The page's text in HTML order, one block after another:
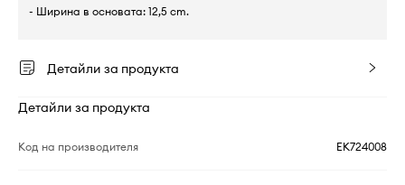
- Ширина в основата: 12,5 cm.
Детайли за продукта
Детайли за продукта
Код на производителя EK724008